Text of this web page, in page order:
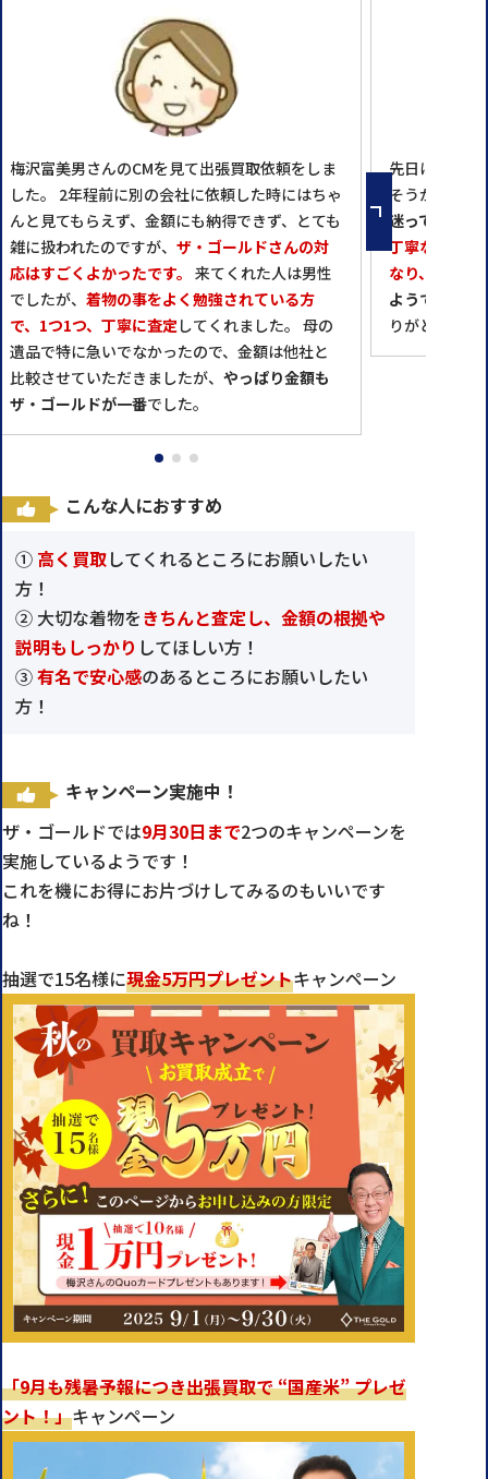
梅沢富美男さんのCMを見て出張買取依頼をしま
した。 2年程前に別の会社に依頼した時にはちゃ
んと見てもらえず、金額にも納得できず、とても
雑に扱われたのですが、 ザ・ゴールドさんの対
応はすごくよかったです。 来てくれた人は男性
でしたが、 着物の事をよく勉強されている方
で、1つ1つ、丁寧に査定してくれました。 母の
遺品で特に急いでなかったので、金額は他社と
比較させていただきましたが、 やっぱり金額も
ザ・ゴールドが一番でした。
先日はお世話
そうか？こ
迷っていた母
丁寧な説明に
なり、
ようで、その
りがとうござ
こんな人におすすめ
① 高く買取してくれるところにお願いしたい
方！
② 大切な着物をきちんと査定し、金額の根拠や
説明もしっかり してほしい方！
③有名で安心感のあるところにお願いしたい
方！
キャンペーン実施中！
ザ・ゴールドでは9月30日まで2つのキャンペーンを
実施しているようです！
これを機にお得にお片づけしてみるのもいいです
ね！
抽選で15名様に現金5万円プレゼントキャンペーン
「9月も残暑予報につき出張買取で “国産米” プレゼ
ント！」キャンペーン